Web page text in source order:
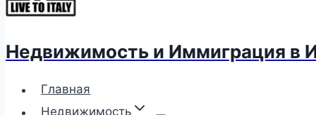
Недвижимость и Иммиграция в
Главная
Недвижимость